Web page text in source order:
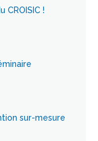
CROISIC !
sur-mesure